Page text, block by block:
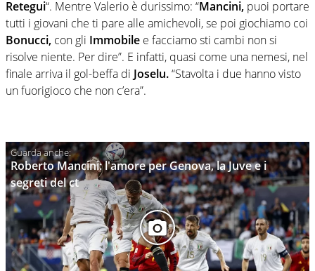
Retegui“. Mentre Valerio è durissimo: “Mancini, puoi portare
tutti i giovani che ti pare alle amichevoli, se poi giochiamo coi
Bonucci, con gli Immobile e facciamo sti cambi non si
risolve niente. Per dire”. E infatti, quasi come una nemesi, nel
finale arriva il gol-beffa di Joselu.“Stavolta i due hanno visto
un fuorigioco che non c’era”.
Roberto Mancini: l'amore per Genova, la Juve e i
segreti del ct